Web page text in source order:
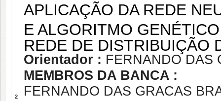
2
APLICAÇÃO DA REDE
E ALGORITMO
REDE DE DISTRIBUIÇÃO
Orientador : FERNANDO DAS
MEMBROS DA BANCA :
FERNANDO DAS GRACAS